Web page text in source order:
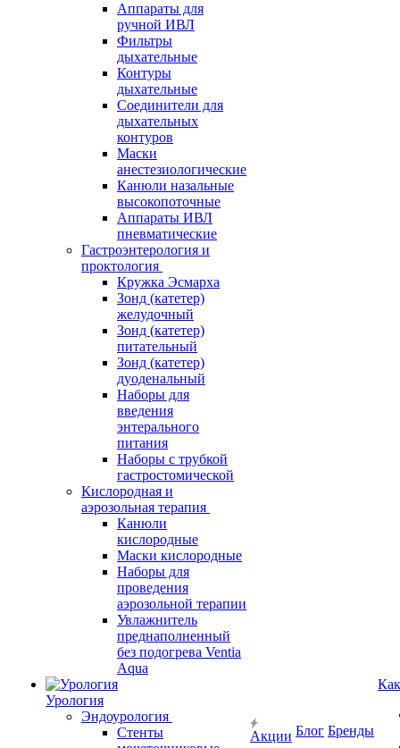
Аппараты для
ручной ИВЛ
Фильтры
дыхательные
Контуры
дыхательные
Соединители для
дыхательных
контуров
Маски
анестезиологические
Канюли назальные
высокопоточные
Аппараты ИВЛ
пневматические
Гастроэнтерология и
проктология
Кружка Эсмарха
Зонд (катетер)
желудочный
Зонд (катетер)
питательный
Зонд (катетер)
дуоденальный
Наборы для
введения
энтерального
питания
Наборы с трубкой
гастростомической
Кислородная и
аэрозольная терапия
Канюли
кислородные
Маски кислородные
Наборы для
проведения
аэрозольной терапии
Увлажнитель
преднаполненный
без подогрева Ventia
Aqua
Урология
Эндоурология
Стенты
Акции Блог Бренды